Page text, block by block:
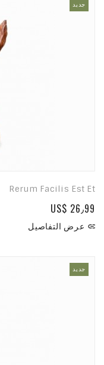
جديد
Rerum Facilis Est Et
US$ 26٫99
 عرض التفاصيل
جديد